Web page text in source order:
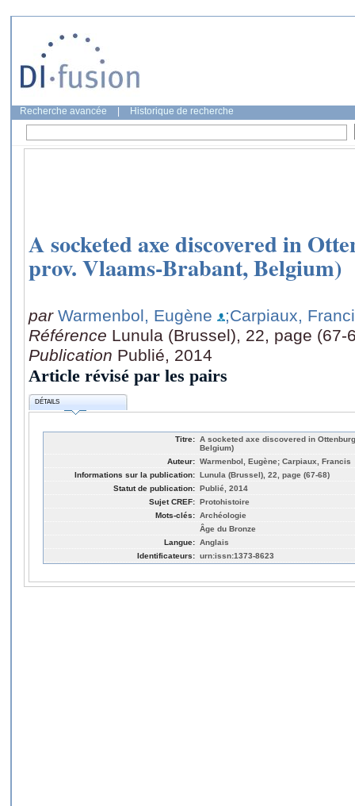
Recherche avancée Historique de recherche
A socketed axe discovered in
prov. Vlaams-Brabant, Belgium)
par Warmenbol, Eugène
;Carpiaux,
Référence Lunula (Brussel), 22, page (67-
Publication Publié, 2014
Article révisé par les pairs
DÉTAILS
Titre: A socketed axe discovered in
Belgium)
Auteur: Warmenbol, Eugène; Carpiaux, Francis
Informations sur la publication: Lunula (Brussel), 22, page (67-68)
Statut de publication: Publié, 2014
Sujet CREF: Protohistoire
Mots-clés: Archéologie
Âge du Bronze
Langue: Anglais
Identificateurs: urn:issn:1373-8623